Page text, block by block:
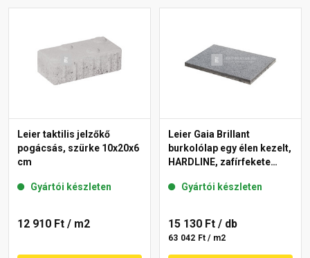
Leier taktilis jelzőkő
pogácsás, szürke 10x20x6
cm
Gyártói készleten
12 910 Ft / m2
Leier Gaia Brillant
burkolólap egy élen kezelt,
HARDLINE, zafírfekete
Gyártói készleten
15 130 Ft / db
63 042 Ft / m2